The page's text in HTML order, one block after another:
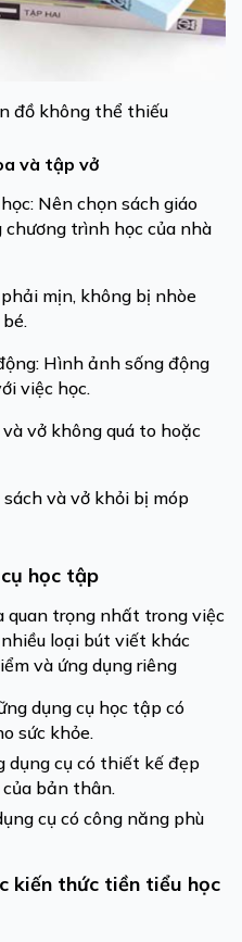
đồ không thể thiếu
và tập vở
Nên chọn sách giáo
trình học của nhà
mịn, không bị nhòe
Hình ảnh sống động
việc học.
vở không quá to hoặc
sách và vở khỏi bị móp
học tập
quan trọng nhất trong việc
loại bút viết khác
và ứng dụng riêng
dụng cụ học tập có
sức khỏe.
dụng cụ có thiết kế đẹp
bản thân.
cụ có công năng phù
kiến thức tiền tiểu học